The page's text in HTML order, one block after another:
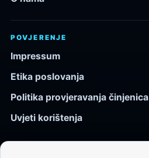
POVJERENJE
Impressum
Etika poslovanja
Politika provjeravanja činjenica
Uvjeti korištenja